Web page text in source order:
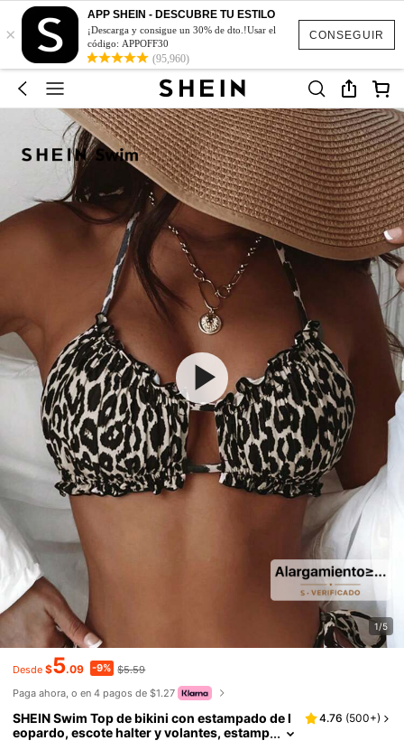
CONSEGUIR
×
APP SHEIN - DESCUBRE TU ESTILO
¡Descarga y consigue un 30% de dto.!Usar el
código: APPOFF30
(95,960)
1/5
Desde $5.09 -9% $5.59
Paga ahora, o en 4 pagos de $1.27
SHEIN Swim Top de bikini con estampado de l
eopardo, escote halter y volantes, estamp
4.76 (500+)